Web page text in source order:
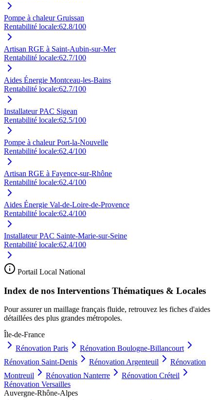
Pompe à chaleur Gruissan
Rentabilité locale:62.8/100
Artisan RGE à Saint-Aubin-sur-Mer
Rentabilité locale:62.7/100
Aides Énergie Montceau-les-Bains
Rentabilité locale:62.7/100
Installateur PAC Sigean
Rentabilité locale:62.5/100
Pompe à chaleur Port-la-Nouvelle
Rentabilité locale:62.4/100
Artisan RGE à Fayence-sur-Rhône
Rentabilité locale:62.4/100
Aides Énergie Val-de-Loire-de-Provence
Rentabilité locale:62.4/100
Installateur PAC Sainte-Marie-sur-Seine
Rentabilité locale:62.4/100
Portail Local National
Index de nos Interventions Thématiques & Locales
Pour assurer un maillage français fluide, retrouvez les fiches d'aides
détaillées des plus grandes métropoles.
Île-de-France
Rénovation Paris Rénovation Boulogne-Billancourt
Rénovation Saint-Denis Rénovation Argenteuil
Rénovation
Montreuil
Rénovation Nanterre Rénovation Créteil
Rénovation Versailles
Auvergne-Rhône-Alpes